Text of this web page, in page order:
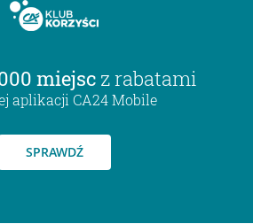
miejsc z rabatami
aplikacji CA24 Mobile
SPRAWDŹ